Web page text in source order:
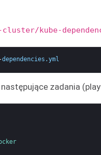
cluster/kube-
dependencies .yml
zadania